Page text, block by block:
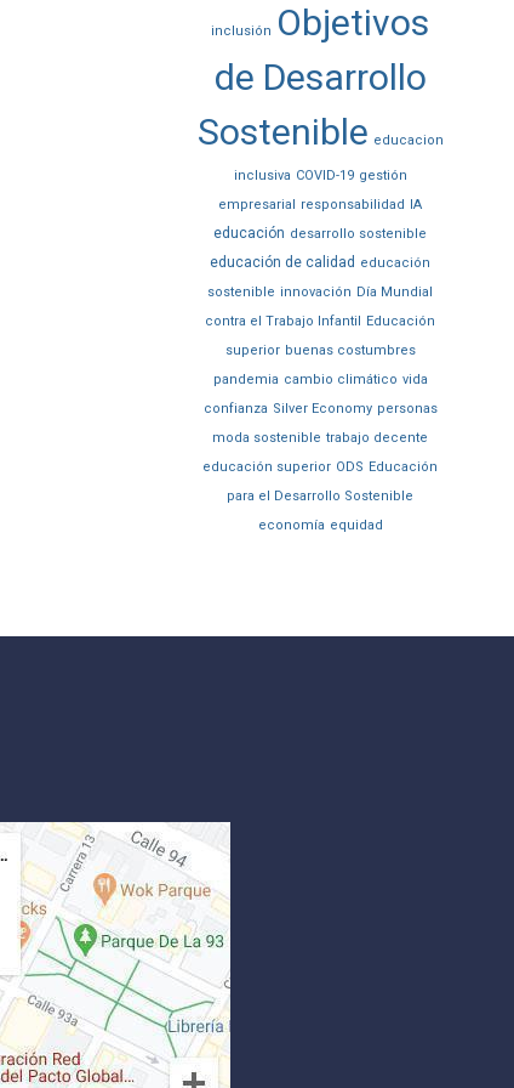
inclusión Objetivos
de Desarrollo
Sostenible educacion
inclusiva COVID-19 gestión
empresarial responsabilidad IA
educación desarrollo sostenible
educación de calidad educación
sostenible innovación Día Mundial
contra el Trabajo Infantil Educación
superior buenas costumbres
pandemia cambio climático vida
confianza Silver Economy personas
moda sostenible trabajo decente
educación superior ODS Educación
para el Desarrollo Sostenible
economía equidad